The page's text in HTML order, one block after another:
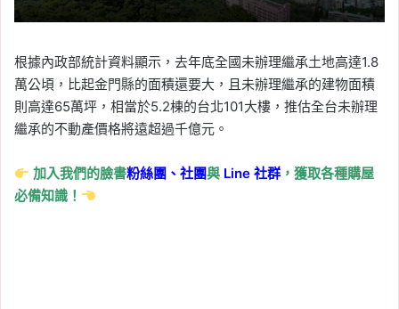
根據內政部統計資料顯示，去年底全國未辦理繼承土地高達1.8
萬公頃，比起金門縣的面積還要大，且未辦理繼承的建物面積
則高達65萬坪，相當於5.2棟的台北101大樓，推估全台未辦理
繼承的不動產價格將遠超過千億元。
加入我們的臉書粉絲團、社團與 Line社群 ，獲取各種購屋
必備知識！